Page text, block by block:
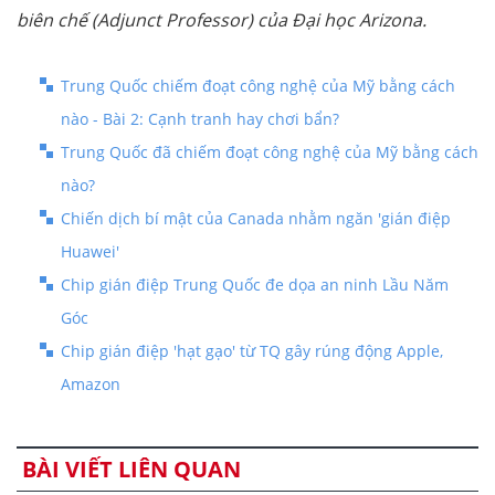
biên chế (Adjunct Professor) của Đại học Arizona.
Trung Quốc chiếm đoạt công nghệ của Mỹ bằng cách
nào - Bài 2: Cạnh tranh hay chơi bẩn?
Trung Quốc đã chiếm đoạt công nghệ của Mỹ bằng cách
nào?
Chiến dịch bí mật của Canada nhằm ngăn 'gián điệp
Huawei'
Chip gián điệp Trung Quốc đe dọa an ninh Lầu Năm
Góc
Chip gián điệp 'hạt gạo' từ TQ gây rúng động Apple,
Amazon
BÀI VIẾT LIÊN QUAN